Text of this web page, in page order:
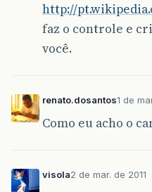
http://
faz o controle e
você.
renato.dosantos1 de
Como eu acho o
visola2 de mar. de 2011